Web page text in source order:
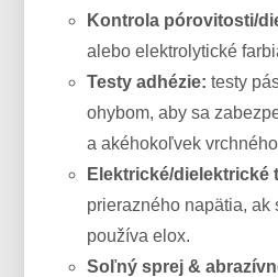
Kontrola pórovitosti/
alebo elektrolytické
Testy adhézie: testy
ohybom, aby sa
a akéhokoľvek
Elektrické/dielektrické
prierazného napätia, ak
používa elox.
Soľný sprej &